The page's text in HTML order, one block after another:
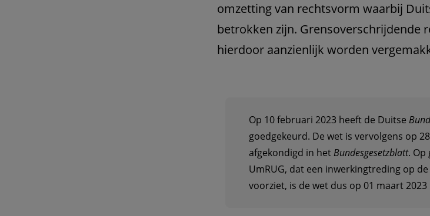
omzetting van rechtsvorm waarbij
betrokken zijn. Grensoverschrijdende
hierdoor aanzienlijk worden
Op 10 februari 2023 heeft de Duitse
goedgekeurd. De wet is vervolgens op
afgekondigd in hetBundesgesetzblatt. Op
UmRUG, dat een inwerkingtreding op
voorziet, is de wet dus op 01 maart